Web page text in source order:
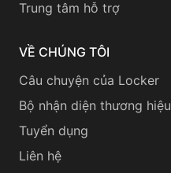
Trung tâm hỗ trợ
VỀ CHÚNG TÔI
Câu chuyện của Locker
Bộ nhận diện thương hiệu
Tuyển dụng
Liên hệ